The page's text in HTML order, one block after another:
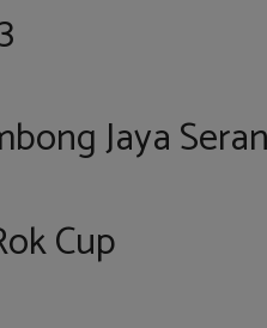
Jaya
Cup